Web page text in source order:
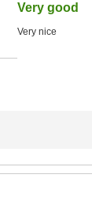
Very good
Very nice